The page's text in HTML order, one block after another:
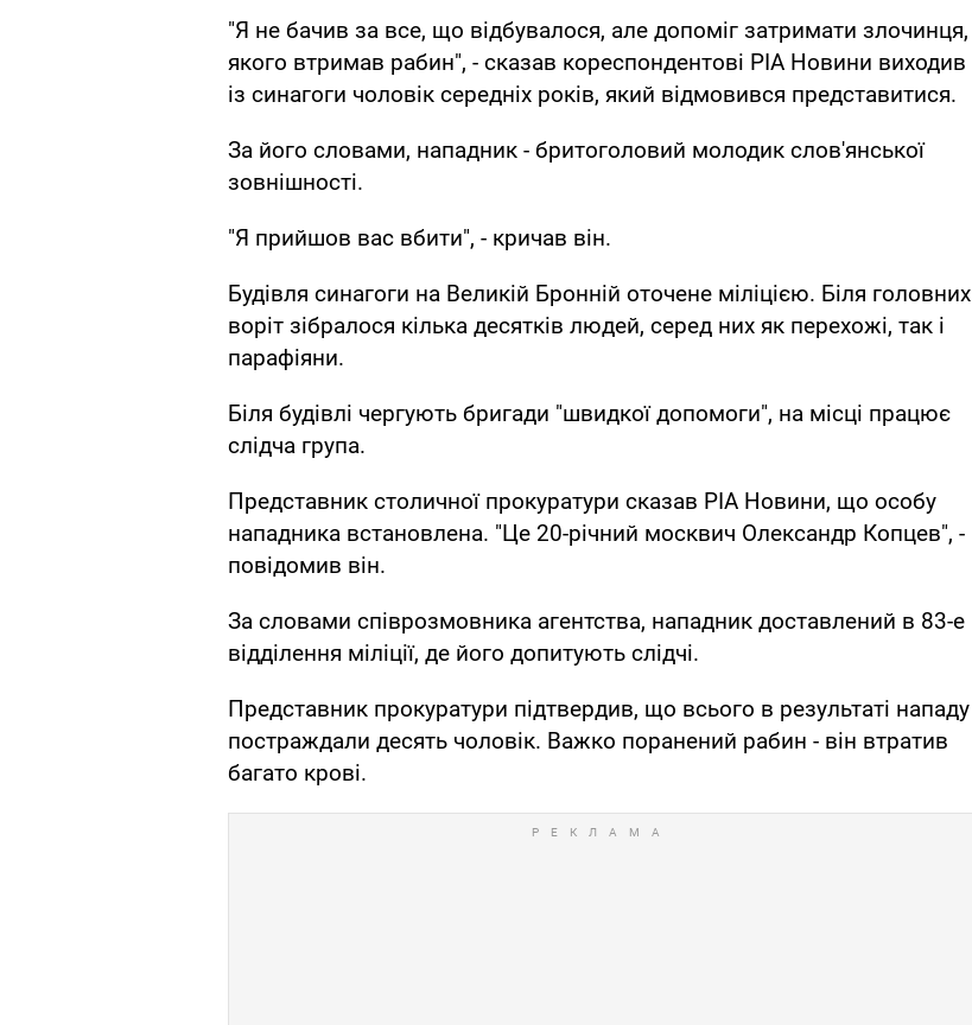
"Я не бачив за все, що відбувалося, але допоміг затримати злочинця,
якого втримав рабин", - сказав кореспондентові РІА Новини виходив
із синагоги чоловік середніх років, який відмовився представитися.
За його словами, нападник - бритоголовий молодик слов'янської
зовнішності.
"Я прийшов вас вбити", - кричав він.
Будівля синагоги на Великій Бронній оточене міліцією. Біля головних
воріт зібралося кілька десятків людей, серед них як перехожі, так і
парафіяни.
Біля будівлі чергують бригади "швидкої допомоги", на місці працює
слідча група.
Представник столичної прокуратури сказав РІА Новини, що особу
нападника встановлена. "Це 20-річний москвич Олександр Копцев", -
повідомив він.
За словами співрозмовника агентства, нападник доставлений в 83-е
відділення міліції, де його допитують слідчі.
Представник прокуратури підтвердив, що всього в результаті нападу
постраждали десять чоловік. Важко поранений рабин - він втратив
багато крові.